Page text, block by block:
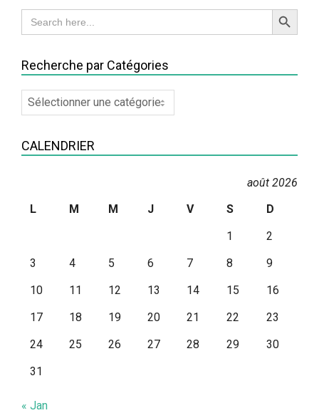
Search
for:
Search Button
Recherche par Catégories
Recherche
par
CALENDRIER
août 2026
L
M M J V S
D
1
2
3
4 5 6 7 8
9
10
11 12 13 14 15
16
17
18 19 20 21 22
23
24
25 26 27 28 29
30
31
« Jan